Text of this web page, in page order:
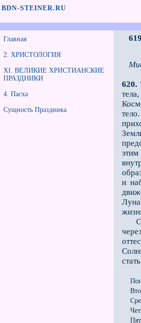
BDN-STEINER.RU
Главная
2. ХРИСТОЛОГИЯ
XI. ВЕЛИКИЕ ХРИСТИАНСКИЕ
ПРАЗДНИКИ
4. Пасха
Сущность Праздника
620.
и
Луна